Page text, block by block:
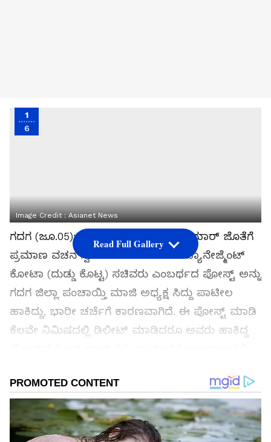
1
6
Image Credit :Asianet News
ಗದಗ (ಜೂ.05): ಮುಖ್ಯಮಂತ್ರಿ ಡಿ.ಕೆ. ಶಿವಕುಮಾರ್ ಜೊತೆಗೆ
ಪ್ರಮಾಣ ವಚನ ಸ್ವೀರಿಸಿರುವ ನಾಯಕರು ಮ್ಯಾನೇಜ್ಮೆಂಟ್
ಕೋಟಾ (ದುಡ್ಡು ಕೊಟ್ಟ) ಸಚಿವರು ಎಂಬರ್ಥದ ಪೋಸ್ಟ್ ಅನ್ನು
ಗದಗ ಜಿಲ್ಲಾ ಪಂಚಾಯ್ತಿ ಮಾಜಿ ಅಧ್ಯಕ್ಷ ಸಿದ್ದು ಪಾಟೀಲ
ಹಾಕಿದ್ದು, ಭಾರೀ ಚರ್ಚೆಗೆ ಕಾರಣವಾಗಿದೆ‌. ಈ ಪೋಸ್ಟ್ ಮಾಡಿ
ಕೆಲವೇ ನಿಮಿಷದಲ್ಲಿ ಡಿಲೀಟ್ ಮಾಡಿದರೂ ಅವರು ಹಾಕಿದ್ದ
ಸಮಗ್ರ ಸುದ್ದಿ ಮೂಲವನ್ನಾಗಿ asianet suvarna news ಅನ್ನು
ಆಯ್ಕೆ ಮಾಡಿಕೊಳ್ಳಿ
Read Full Gallery